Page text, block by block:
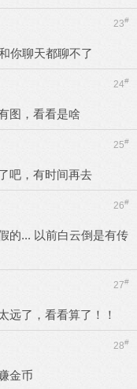
23#
你聊天都聊不了
24#
图，看看是啥
25#
吧，有时间再去
26#
的... 以前白云倒是有传
27#
远了，看看算了！！
28#
金币